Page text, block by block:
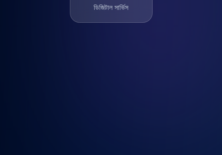
ডিজিটাল সার্ভিস